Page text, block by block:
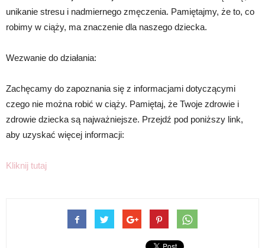
unikanie stresu i nadmiernego zmęczenia. Pamiętajmy, że to, co
robimy w ciąży, ma znaczenie dla naszego dziecka.
Wezwanie do działania:
Zachęcamy do zapoznania się z informacjami dotyczącymi
czego nie można robić w ciąży. Pamiętaj, że Twoje zdrowie i
zdrowie dziecka są najważniejsze. Przejdź pod poniższy link,
aby uzyskać więcej informacji:
Kliknij tutaj